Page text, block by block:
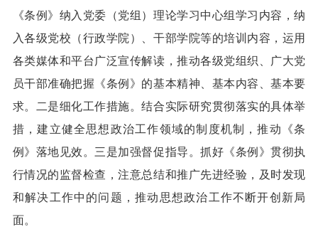
《条例》纳入党委（党组）理论学习中心组学习内容，纳
入各级党校（行政学院）、干部学院等的培训内容，运用
各类媒体和平台广泛宣传解读，推动各级党组织、广大党
员干部准确把握《条例》的基本精神、基本内容、基本要
求。二是细化工作措施。结合实际研究贯彻落实的具体举
措，建立健全思想政治工作领域的制度机制，推动《条
例》落地见效。三是加强督促指导。抓好《条例》贯彻执
行情况的监督检查，注意总结和推广先进经验，及时发现
和解决工作中的问题，推动思想政治工作不断开创新局
面。